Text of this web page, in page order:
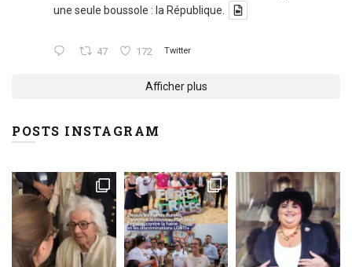
une seule boussole : la République.
47 172 Twitter
Afficher plus
POSTS INSTAGRAM